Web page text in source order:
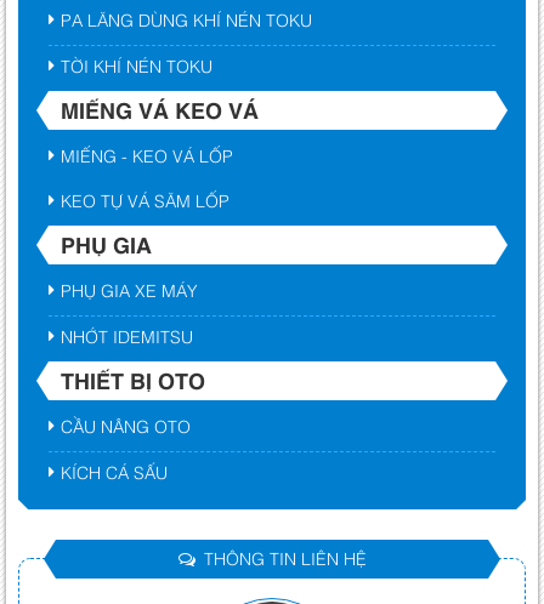
PA LĂNG DÙNG KHÍ NÉN TOKU
TỜI KHÍ NÉN TOKU
MIẾNG VÁ KEO VÁ
MIẾNG - KEO VÁ LỐP
KEO TỰ VÁ SĂM LỐP
PHỤ GIA
PHỤ GIA XE MÁY
NHỚT IDEMITSU
THIẾT BỊ OTO
CẦU NÂNG OTO
KÍCH CÁ SẤU
THÔNG TIN LIÊN HỆ